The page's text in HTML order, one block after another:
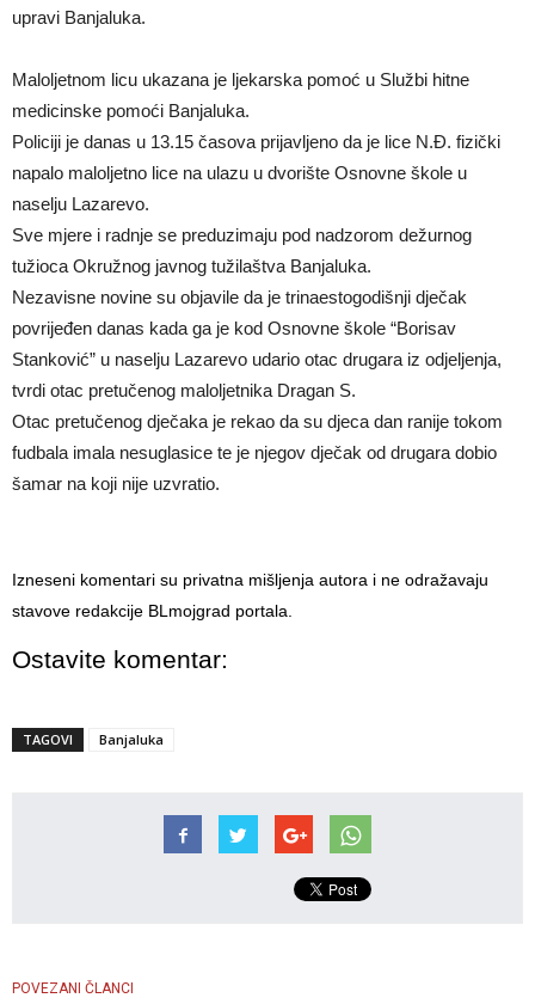
upravi Banjaluka.
Maloljetnom licu ukazana je ljekarska pomoć u Službi hitne
medicinske pomoći Banjaluka.
Policiji je danas u 13.15 časova prijavljeno da je lice N.Đ. fizički
napalo maloljetno lice na ulazu u dvorište Osnovne škole u
naselju Lazarevo.
Sve mjere i radnje se preduzimaju pod nadzorom dežurnog
tužioca Okružnog javnog tužilaštva Banjaluka.
Nezavisne novine su objavile da je trinaestogodišnji dječak
povrijeđen danas kada ga je kod Osnovne škole “Borisav
Stanković” u naselju Lazarevo udario otac drugara iz odjeljenja,
tvrdi otac pretučenog maloljetnika Dragan S.
Otac pretučenog dječaka je rekao da su djeca dan ranije tokom
fudbala imala nesuglasice te je njegov dječak od drugara dobio
šamar na koji nije uzvratio.
Izneseni komentari su privatna mišljenja autora i ne odražavaju
stavove redakcije BLmojgrad portala.
Ostavite komentar:
TAGOVI Banjaluka
POVEZANI ČLANCI